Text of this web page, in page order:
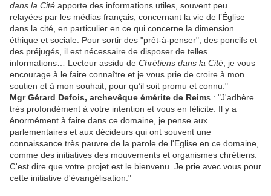
dans la Cité apporte des informations utiles, souvent peu
relayées par les médias français, concernant la vie de l’Église
dans la cité, en particulier en ce qui concerne la dimension
éthique et sociale. Pour sortir des "prêt-à-penser", des poncifs et
des préjugés, il est nécessaire de disposer de telles
informations… Lecteur assidu de Chrétiens dans la Cité , je vous
encourage à le faire connaître et je vous prie de croire à mon
soutien et à mon souhait, pour qu’il soit promu et connu."
Mgr Gérard Defois, archevêque émérite de Reims : "J'adhère
très profondément à votre intention et vous en félicite. Il y a
énormément à faire dans ce domaine, je pense aux
parlementaires et aux décideurs qui ont souvent une
connaissance très pauvre de la parole de l'Eglise en ce domaine,
comme des initiatives des mouvements et organismes chrétiens.
C'est dire que votre projet est le bienvenu. Je prie avec vous pour
cette initiative d'évangélisation."